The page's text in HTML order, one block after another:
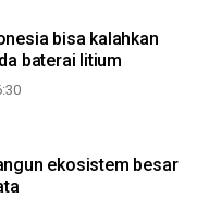
bisa kalahkan
baterai litium
ekosistem besar